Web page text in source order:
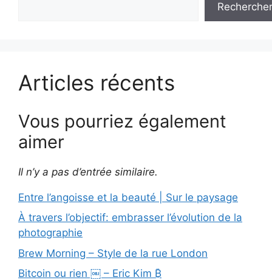
Rechercher
Articles récents
Vous pourriez également
aimer
Il n’y a pas d’entrée similaire.
Entre l’angoisse et la beauté | Sur le paysage
À travers l’objectif: embrasser l’évolution de la
photographie
Brew Morning – Style de la rue London
Bitcoin ou rien ￼ – Eric Kim ₿